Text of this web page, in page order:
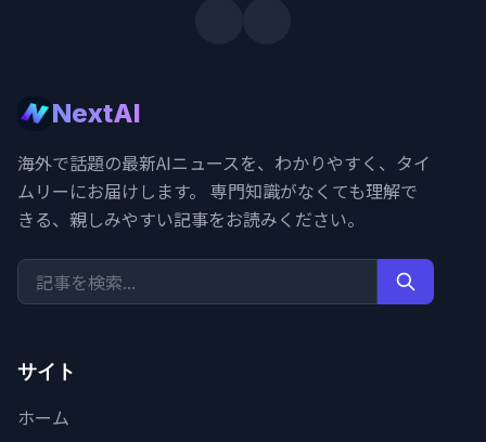
NextAI
海外で話題の最新AIニュースを、わかりやすく、タイ
ムリーにお届けします。 専門知識がなくても理解で
きる、親しみやすい記事をお読みください。
サイト
ホーム